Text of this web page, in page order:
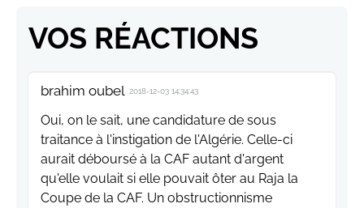
VOS RÉACTIONS
brahim oubel 2018-12-03 14:34:43
Oui, on le sait, une candidature de sous
traitance à l'instigation de l'Algérie. Celle-ci
aurait déboursé à la CAF autant d'argent
qu'elle voulait si elle pouvait ôter au Raja la
Coupe de la CAF. Un obstructionnisme